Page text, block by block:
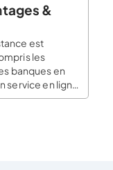
&
est
les
banques en
service en ligne